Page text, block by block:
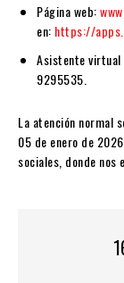
Página web:
en: https://
Asistente virtual
9295535.
La atención normal
05 de enero de
sociales, donde nos